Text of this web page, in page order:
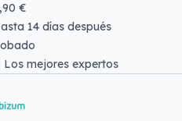
€
14 días después
Los mejores expertos